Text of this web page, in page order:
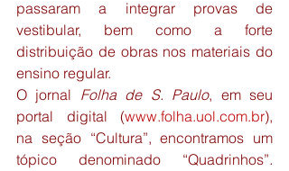
passaram a integrar provas de
vestibular, bem como a forte
distribuição de obras nos materiais do
ensino regular.
O jornal Folha de S. Paulo, em seu
portal digital (www.folha.uol.com.br),
na seção “Cultura”, encontramos um
tópico denominado “Quadrinhos”